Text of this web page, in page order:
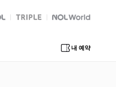
트리플 Global Interpark
내 예약